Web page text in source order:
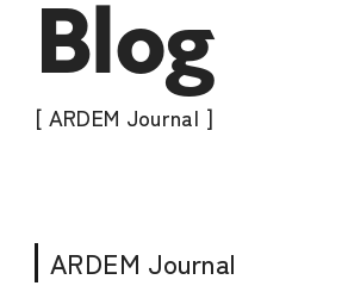
Blog
[ ARDEM Journal ]
ARDEM Journal